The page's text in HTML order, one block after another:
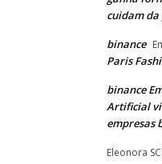
cuidam da
binance
Paris
binance
Artificial
empresas
Eleonora